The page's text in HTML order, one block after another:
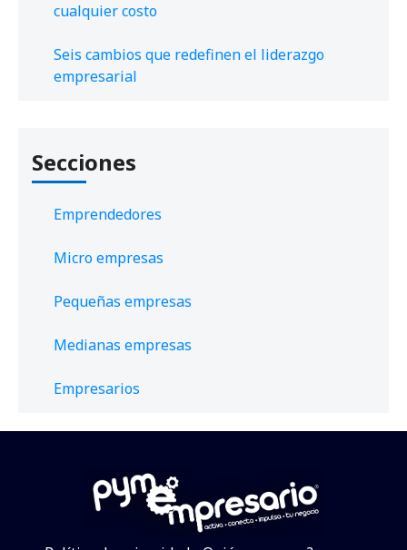
cualquier costo
Seis cambios que redefinen el liderazgo
empresarial
Secciones
Emprendedores
Micro empresas
Pequeñas empresas
Medianas empresas
Empresarios